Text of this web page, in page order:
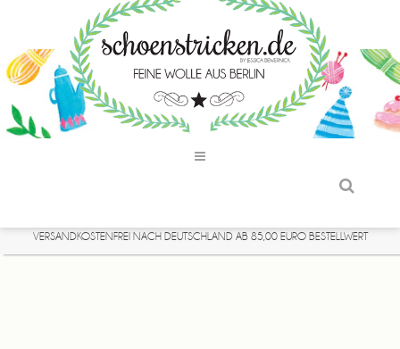
VERSANDKOSTENFREI NACH DEUTSCHLAND AB 85,00 EURO BESTELLWERT